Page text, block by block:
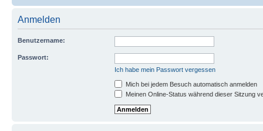
Anmelden
Benutzername:
Passwort:
Ich habe mein Passwort vergessen
Mich bei jedem Besuch automatisch anmelden
Meinen Online-Status während dieser Sitzung